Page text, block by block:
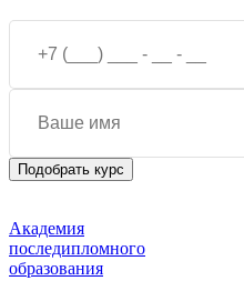
Академия
последипломного
образования